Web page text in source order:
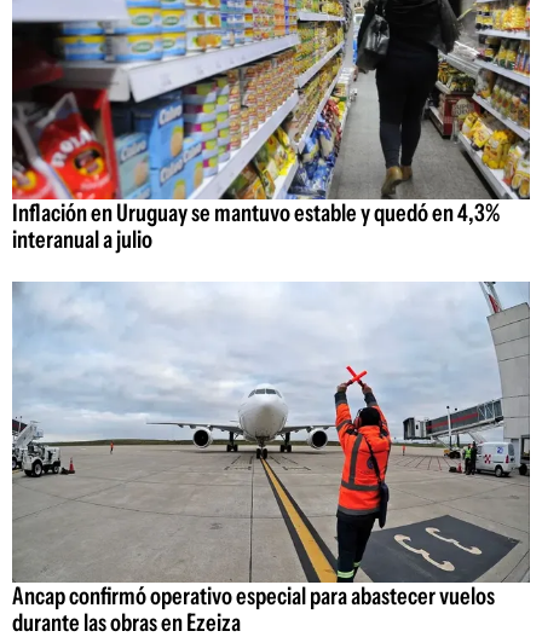
Inflación en Uruguay se mantuvo estable y quedó en 4,3%
interanual a julio
Ancap confirmó operativo especial para abastecer vuelos
durante las obras en Ezeiza